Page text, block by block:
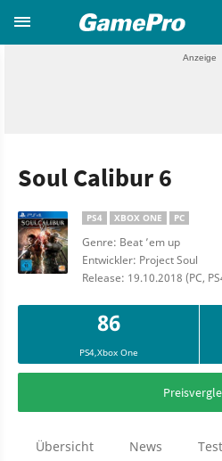
Soul Calibur 6
PS4 XBOX ONE PC
Genre: Beat ’em up
Entwickler: Project Soul
Release: 19.10.2018 (PC,
86
PS4,Xbox One
Übersicht News Test